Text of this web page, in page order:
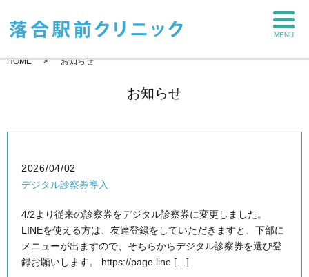
MENU
HOME お知らせ
お知らせ
2026/04/02
デジタル診察券導入
4/2より従来の診察券をデジタル診察券に変更しました。
LINEを使える方は、友達登録をしていただきますと、下部に
メニューが出ますので、そちらからデジタル診察券を選び登
録お願いします。 https://page.line […]